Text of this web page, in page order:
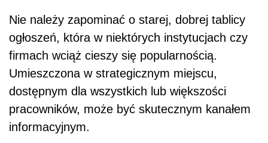
Nie należy zapominać o starej, dobrej tablicy
ogłoszeń, która w niektórych instytucjach czy
firmach wciąż cieszy się popularnością.
Umieszczona w strategicznym miejscu,
dostępnym dla wszystkich lub większości
pracowników, może być skutecznym kanałem
informacyjnym.